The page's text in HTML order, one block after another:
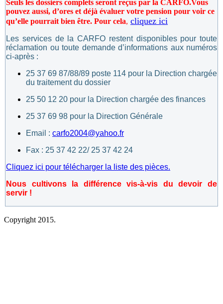
Seuls les dossiers complets seront reçus par la CARFO.Vous
pouvez aussi, d’ores et déjà évaluer votre pension pour voir ce
qu’elle pourrait bien être. Pour cela, cliquez ici
Les services de la CARFO restent disponibles pour toute
réclamation ou toute demande d’informations aux numéros
ci-après :
25 37 69 87/88/89 poste 114 pour la Direction chargée
du traitement du dossier
25 50 12 20 pour la Direction chargée des finances
25 37 69 98 pour la Direction Générale
Email : carfo2004@yahoo.fr
Fax : 25 37 42 22/ 25 37 42 24
Cliquez ici pour télécharger la liste des pièces.
Nous cultivons la différence vis-à-vis du devoir de
servir !
Copyright 2015.